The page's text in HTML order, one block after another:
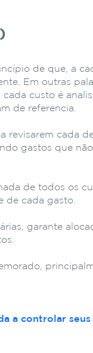
de que, a
Em outras
custo é
de referência.
revisarem cada
gastos que
de todos os
de cada gasto.
garante
a controlar seus